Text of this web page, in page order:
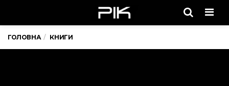
ГОЛОВНА КНИГИ